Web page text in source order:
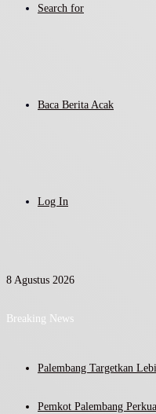
Search for
Baca Berita Acak
Log In
8 Agustus 2026
Breaking News
Palembang Targetkan
Pemkot Palembang